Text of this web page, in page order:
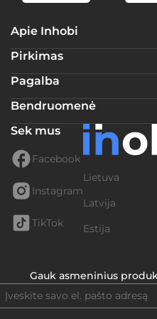
Apie Inhobi
Pirkimas
Pagalba
Bendruomenė
Sek mus
Facebook
Instagram
TikTok
Lietuva
Latvija
Estija
Gauk asmeninius